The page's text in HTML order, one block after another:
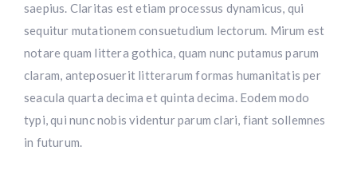
saepius. Claritas est etiam processus dynamicus, qui
sequitur mutationem consuetudium lectorum. Mirum est
notare quam littera gothica, quam nunc putamus parum
claram, anteposuerit litterarum formas humanitatis per
seacula quarta decima et quinta decima. Eodem modo
typi, qui nunc nobis videntur parum clari, fiant sollemnes
in futurum.